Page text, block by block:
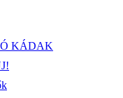
KÁDAK